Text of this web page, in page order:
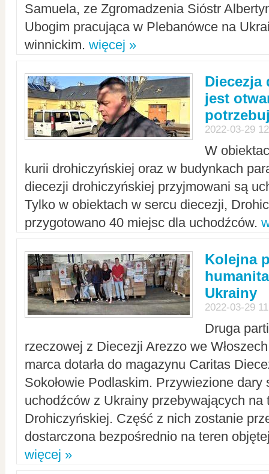
Samuela, ze Zgromadzenia Sióstr
Ubogim pracująca w Plebanówce na
winnickim. więcej »
Diecezja
jest
2022-03-29
W
kurii drohiczyńskiej oraz w budynkach
diecezji drohiczyńskiej przyjmowani są
Tylko w obiektach w sercu diecezji,
przygotowano 40 miejsc dla uchodźców.
Kolejna
Ukrainy
2022-03-29
Druga
rzeczowej z Diecezji Arezzo we
marca dotarła do magazynu Caritas
Sokołowie Podlaskim. Przywiezione dary
uchodźców z Ukrainy przebywających na
Drohiczyńskiej. Część z nich zostanie
dostarczona bezpośrednio na teren
więcej »